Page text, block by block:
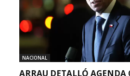
NACIONAL
ARRAU DETALLÓ AGENDA